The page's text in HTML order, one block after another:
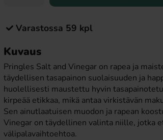
2.29 EUR
Osta
Varastossa 59 kpl
Kuvaus
Pringles Salt and Vinegar on rapea ja
täydellisen tasapainon suolaisuuden ja
huolellisesti maustettu hyvin
kirpeää etikkaa, mikä antaa virkistävän
Sen ainutlaatuisen muodon ja rapean
Vinegar on täydellinen valinta niille, jotka
välipalavaihtoehtoa.